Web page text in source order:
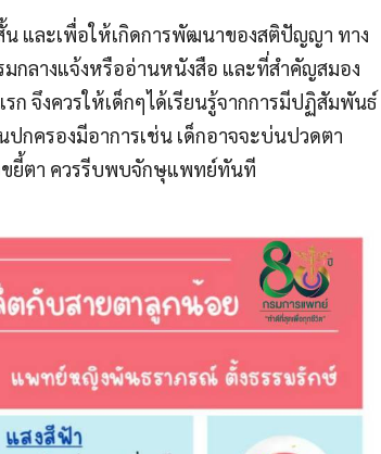
และเพื่อให้เกิดการพัฒนาของสติปัญญา ทาง
กลางแจ้งหรืออ่านหนังสือ และที่สำคัญสมอง
ก จึงควรให้เด็กๆได้เรียนรู้จากการมีปฏิสัมพันธ์
กครองมีอาการเช่น เด็กอาจจะบ่นปวดตา
ยี้ตา ควรรีบพบจักษุแพทย์ทันที